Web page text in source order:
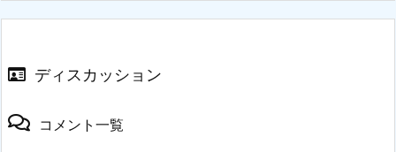
ディスカッション
コメント一覧